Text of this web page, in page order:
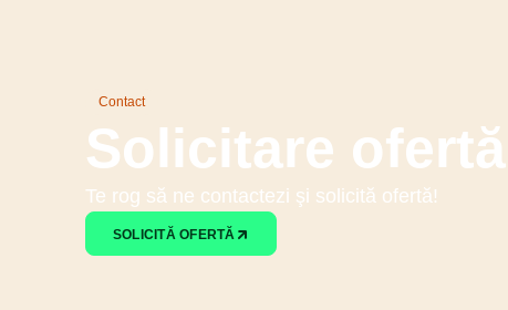
Contact
Solicitare ofertă
Te rog să ne contactezi şi solicită ofertă!
SOLICITĂ OFERTĂ